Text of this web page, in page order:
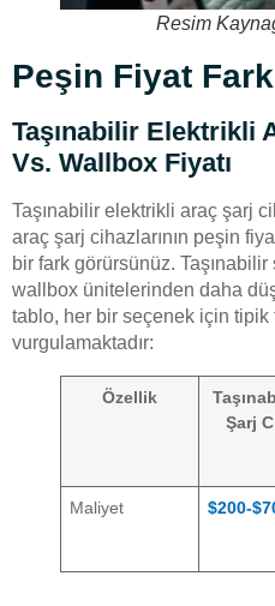
Resim
Peşin Fiyat
Taşınabilir Elektrikli
Vs. Wallbox Fiyatı
Taşınabilir elektrikli araç şarj
araç şarj cihazlarının peşin
bir fark görürsünüz.
wallbox ünitelerinden daha
tablo, her bir seçenek için tipik
vurgulamaktadır:
Özellik
Şarj
Maliyet $200-